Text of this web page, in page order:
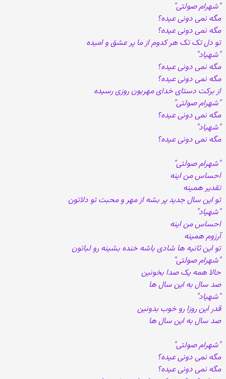
"شهرام صولتی"
مگه نمی دونی عیده؟
مگه نمی دونی عیده؟
تو دل تک تک هر کدوم از ما پر عشق و امیده
"شهیاد"
مگه نمی دونی عیده؟
مگه نمی دونی عیده؟
از برکت دستای خدای مهربون روزی رسیده
"شهرام صولتی"
مگه نمی دونی عیده؟
"شهیاد"
مگه نمی دونی عیده؟
"شهرام صولتی"
احساس من اینه
تقدیر همینه
تو این سال جدید پر بشه از مهر و محبت تو دلاتون
"شهیاد"
احساس من اینه
آرزوم همینه
تو این ثانیه ها شادی باشه خنده بشینه رو لباتون
"شهرام صولتی"
حالا همه یک صدا بخونین
صد سال به این سال ها
"شهیاد"
قدر این روزا رو خوب بدونین
صد سال به این سال ها
"شهرام صولتی"
مگه نمی دونی عیده؟
مگه نمی دونی عیده؟